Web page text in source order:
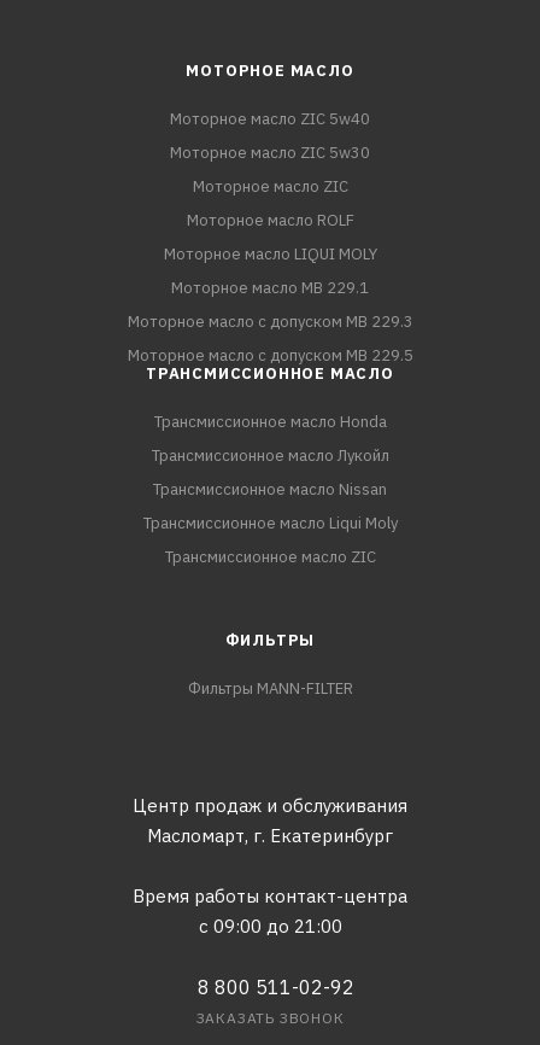
МОТОРНОЕ МАСЛО
Моторное масло ZIC 5w40
Моторное масло ZIC 5w30
Моторное масло ZIC
Моторное масло ROLF
Моторное масло LIQUI MOLY
Моторное масло MB 229.1
Моторное масло с допуском MB 229.3
Моторное масло с допуском MB 229.5
ТРАНСМИССИОННОЕ МАСЛО
Трансмиссионное масло Honda
Трансмиссионное масло Лукойл
Трансмиссионное масло Nissan
Трансмиссионное масло Liqui Moly
Трансмиссионное масло ZIC
ФИЛЬТРЫ
Фильтры MANN-FILTER
Центр продаж и обслуживания
Масломарт, г. Екатеринбург
Время работы контакт-центра
с 09:00 до 21:00
8 800 511-02-92
ЗАКАЗАТЬ ЗВОНОК